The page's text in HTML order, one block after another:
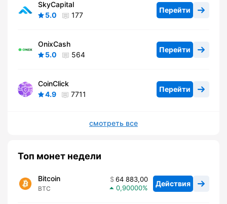
SkyCapital
5.0
177
Перейти
OnixCash
5.0
564
Перейти
CoinClick
4.9
7711
Перейти
смотреть все
Топ монет недели
Bitcoin
BTC
64 883,00
0,90000
Действия